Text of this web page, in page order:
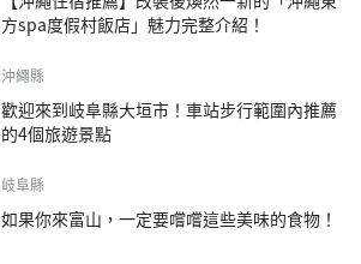
方spa度假村飯店」魅力完整介紹！
沖繩縣
歡迎來到岐阜縣大垣市！車站步行範圍內推薦
的4個旅遊景點
岐阜縣
如果你來富山，一定要嚐嚐這些美味的食物！